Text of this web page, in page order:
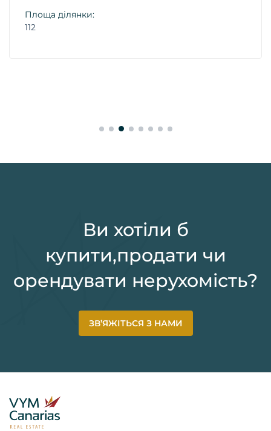
Площа ділянки:
112
Ви хотіли б
купити,продати чи
орендувати нерухомість?
ЗВ’ЯЖІТЬСЯ З НАМИ